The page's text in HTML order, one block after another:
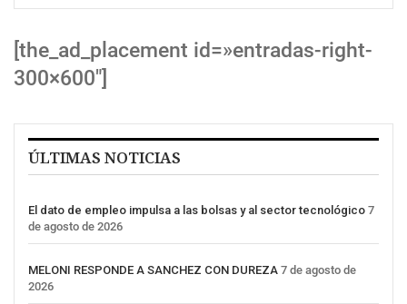
[the_ad_placement id=»entradas-right-
300×600″]
ÚLTIMAS NOTICIAS
El dato de empleo impulsa a las bolsas y al sector tecnológico 7
de agosto de 2026
MELONI RESPONDE A SANCHEZ CON DUREZA 7 de agosto de
2026